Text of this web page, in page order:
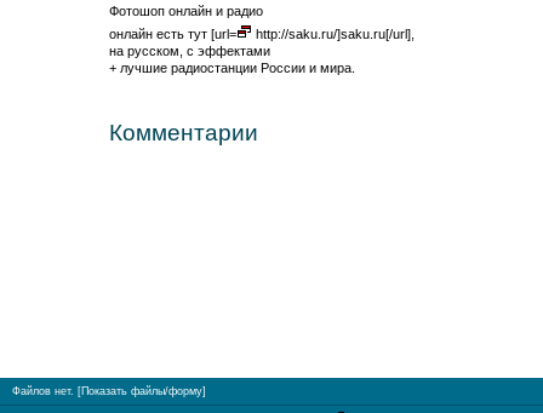
Фотошоп онлайн и радио
онлайн есть тут [url=
http://saku.ru/]saku.ru[/url],
на русском, с эффектами
+ лучшие радиостанции России и мира.
Комментарии
Файлов нет. [Показать файлы/форму]